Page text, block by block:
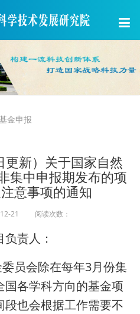
金申报
更新）关于国家自然
集中申报期发布的项
意事项的通知
12-21 阅读次数：
责人：
员会除在每年3月份集
各学科方向的基金项
段也会根据工作需要不